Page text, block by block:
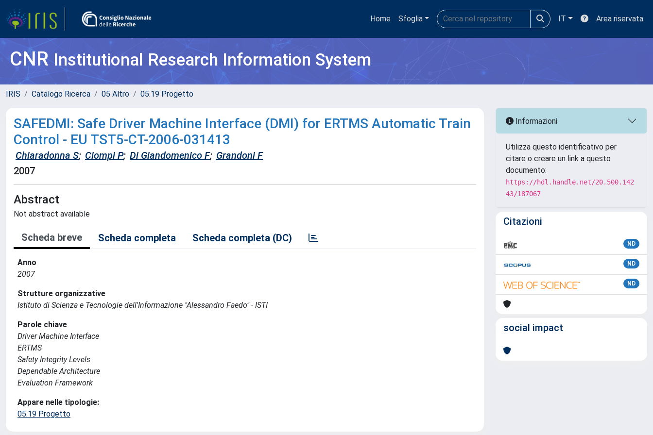
Home Sfoglia IT Area riservata
CNRInstitutional Research Information System
IRIS Catalogo Ricerca 05 Altro 05.19 Progetto
SAFEDMI: Safe Driver Machine Interface (DMI) for ERTMS Automatic Train
Control - EU TST5-CT-2006-031413
Chiaradonna S; Ciompi P; Di Giandomenico F; Grandoni F
2007
Abstract
Not abstract available
Scheda breve Scheda completa Scheda completa (DC)
Anno
2007
Strutture organizzative
Istituto di Scienza e Tecnologie dell'Informazione "Alessandro Faedo" - ISTI
Parole chiave
Driver Machine Interface
ERTMS
Safety Integrity Levels
Dependable Architecture
Evaluation Framework
Appare nelle tipologie:
05.19 Progetto
Informazioni
Utilizza questo identificativo per
citare o creare un link a questo
documento:
https://hdl.handle.net/20.500.142
43/187067
Citazioni
ND
ND
ND
social impact